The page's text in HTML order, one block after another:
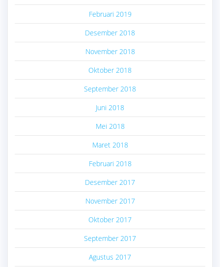
Februari 2019
Desember 2018
November 2018
Oktober 2018
September 2018
Juni 2018
Mei 2018
Maret 2018
Februari 2018
Desember 2017
November 2017
Oktober 2017
September 2017
Agustus 2017